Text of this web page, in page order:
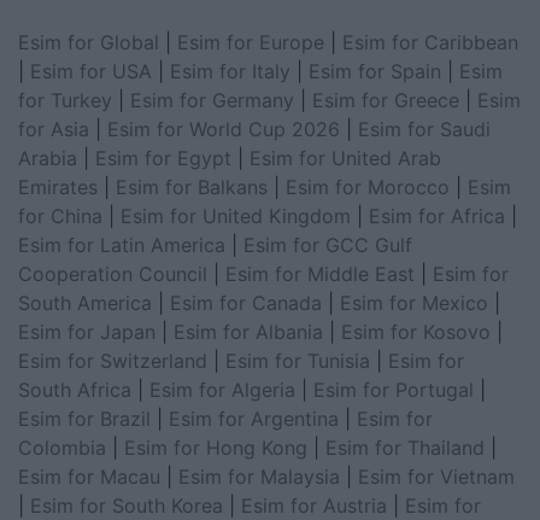
Esim for Global Esim for Europe
Esim for Caribbean
Esim for USA Esim for Italy Esim for Spain
Esim
for Turkey
Esim for Germany Esim for Greece
Esim
for Asia
Esim for World Cup 2026
Esim for Saudi
Arabia
Esim for Egypt
Esim for United Arab
Emirates
Esim for Balkans Esim for Morocco
Esim
for China
Esim for United Kingdom Esim for Africa
Esim for Latin America
Esim for GCC Gulf
Cooperation Council
Esim for Middle East
Esim for
South America
Esim for Canada Esim for Mexico
Esim for Japan
Esim for Albania Esim for Kosovo
Esim for Switzerland
Esim for Tunisia
Esim for
South Africa
Esim for Algeria Esim for Portugal
Esim for Brazil
Esim for Argentina
Esim for
Colombia
Esim for Hong Kong Esim for Thailand
Esim for Macau
Esim for Malaysia
Esim for Vietnam
Esim for South Korea Esim for Austria
Esim for